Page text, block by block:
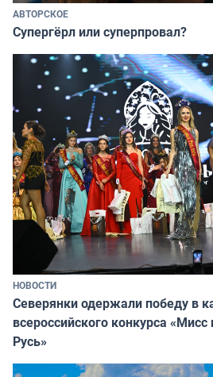
АВТОРСКОЕ
Супергёрл или суперпровал?
НОВОСТИ
Северянки одержали победу в
всероссийского конкурса
Русь»